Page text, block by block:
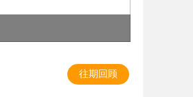
往期回顾